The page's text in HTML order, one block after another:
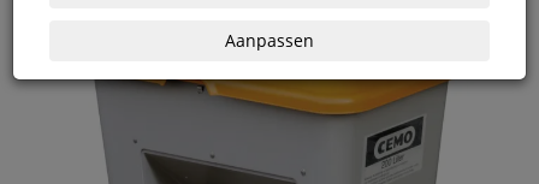
Aanpassen